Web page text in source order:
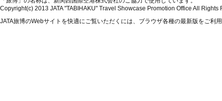
Copyright(c) 2013 JATA "TABIHAKU" Travel Showcase Promotion Office All Rights
JATA旅博のWebサイトを快適にご覧いただくには、ブラウザ各種の最新版をご利